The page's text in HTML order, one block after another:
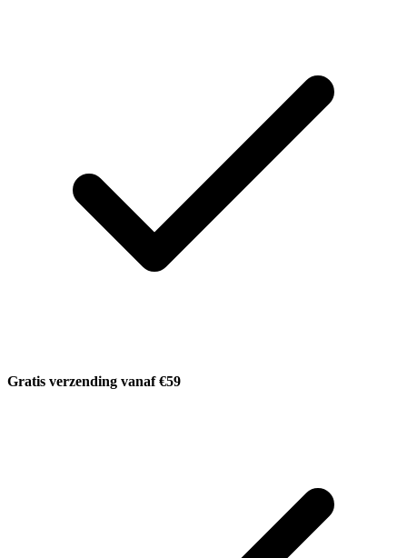
Gratis verzending vanaf €59